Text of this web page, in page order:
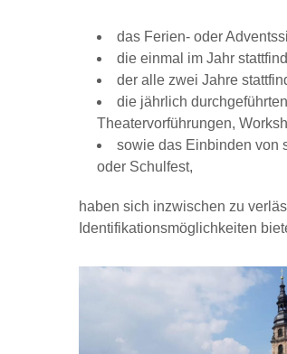
das Ferien- oder
die einmal im Jahr
der alle zwei Jahre
die jährlich
Theatervorführungen,
sowie das Einbinden von
oder Schulfest,
haben sich inzwischen zu
Identifikationsmöglichkeiten